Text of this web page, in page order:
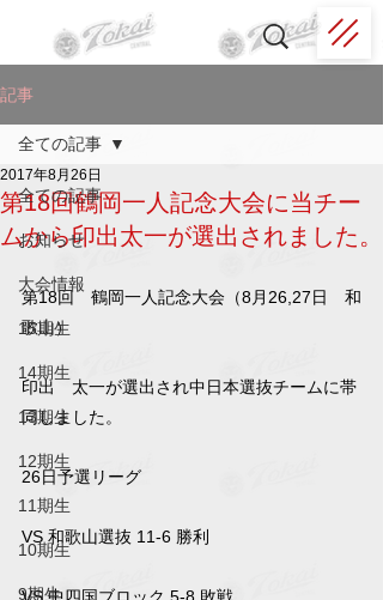
記事
全ての記事
お知らせ
大会情報
15期生
14期生
13期生
12期生
11期生
10期生
9期生
全ての記事
第18回鶴岡一人記念大会に当チー
ムから印出太一が選出されました。
2017年8月26日
第18回　鶴岡一人記念大会（8月26,27日　和
歌山）
印出　太一が選出され中日本選抜チームに帯
同しました。
26日予選リーグ
VS 和歌山選抜 11-6 勝利